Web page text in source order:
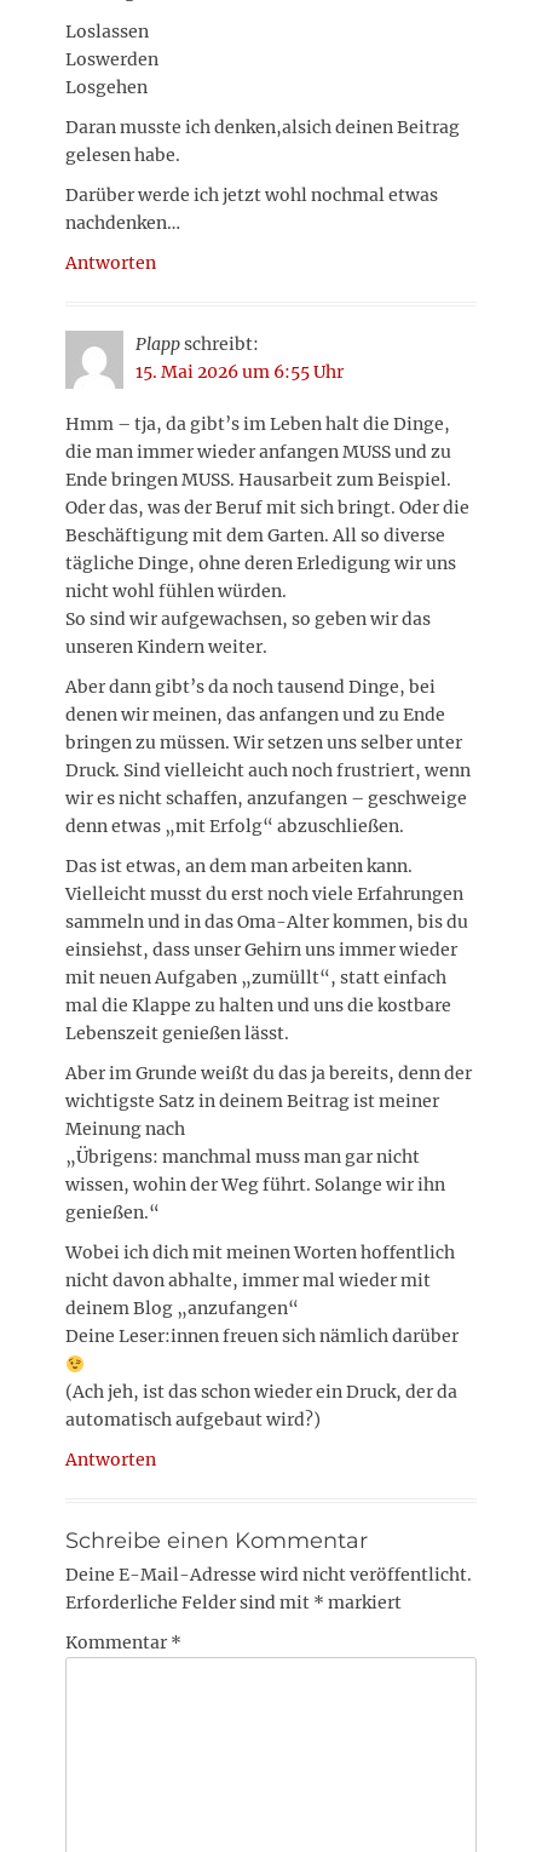
Loslassen
Loswerden
Losgehen
Daran musste ich denken,alsich deinen Beitrag
gelesen habe.
Darüber werde ich jetzt wohl nochmal etwas
nachdenken…
Antworten
Plappschreibt:
15. Mai 2026 um 6:55 Uhr
Hmm – tja, da gibt’s im Leben halt die Dinge,
die man immer wieder anfangen MUSS und zu
Ende bringen MUSS. Hausarbeit zum Beispiel.
Oder das, was der Beruf mit sich bringt. Oder die
Beschäftigung mit dem Garten. All so diverse
tägliche Dinge, ohne deren Erledigung wir uns
nicht wohl fühlen würden.
So sind wir aufgewachsen, so geben wir das
unseren Kindern weiter.
Aber dann gibt’s da noch tausend Dinge, bei
denen wir meinen, das anfangen und zu Ende
bringen zu müssen. Wir setzen uns selber unter
Druck. Sind vielleicht auch noch frustriert, wenn
wir es nicht schaffen, anzufangen – geschweige
denn etwas „mit Erfolg“ abzuschließen.
Das ist etwas, an dem man arbeiten kann.
Vielleicht musst du erst noch viele Erfahrungen
sammeln und in das Oma-Alter kommen, bis du
einsiehst, dass unser Gehirn uns immer wieder
mit neuen Aufgaben „zumüllt“, statt einfach
mal die Klappe zu halten und uns die kostbare
Lebenszeit genießen lässt.
Aber im Grunde weißt du das ja bereits, denn der
wichtigste Satz in deinem Beitrag ist meiner
Meinung nach
„Übrigens: manchmal muss man gar nicht
wissen, wohin der Weg führt. Solange wir ihn
genießen.“
Wobei ich dich mit meinen Worten hoffentlich
nicht davon abhalte, immer mal wieder mit
deinem Blog „anzufangen“
Deine Leser:innen freuen sich nämlich darüber
(Ach jeh, ist das schon wieder ein Druck, der da
automatisch aufgebaut wird?)
Antworten
Schreibe einen Kommentar
Deine E-Mail-Adresse wird nicht veröffentlicht.
Erforderliche Felder sind mit * markiert
Kommentar *